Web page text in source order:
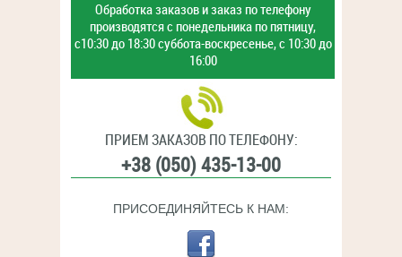
Обработка заказов и заказ по телефону
производятся с понедельника по пятницу,
с10:30 до 18:30суббота-воскресенье,с 10:30 до
16:00
ПРИЕМ ЗАКАЗОВ ПО ТЕЛЕФОНУ:
+38 (050) 435-13-00
ПРИСОЕДИНЯЙТЕСЬ К НАМ: